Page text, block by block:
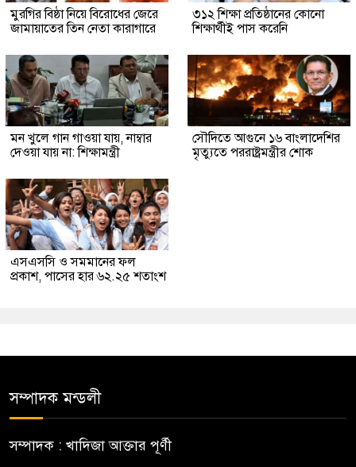
মুরগির বিষ্ঠা নিয়ে বিরোধের জেরে
জামায়াতের তিন নেতা কারাগারে
৩১২ শিক্ষা প্রতিষ্ঠানের কোনো
শিক্ষার্থীই পাস করেনি
মন খুলে গান গাওয়া যায়, নাম্বার
দেওয়া যায় না: শিক্ষামন্ত্রী
সৌদিতে আগুনে ১৬ বাংলাদেশির
মৃত্যুতে পররাষ্ট্রমন্ত্রীর শোক
এসএসসি ও সমমানের ফল
প্রকাশ, পাসের হার ৬২.২৫ শতাংশ
সম্পাদক মন্ডলী
সম্পাদক : খাদিজা আক্তার পূর্ণী